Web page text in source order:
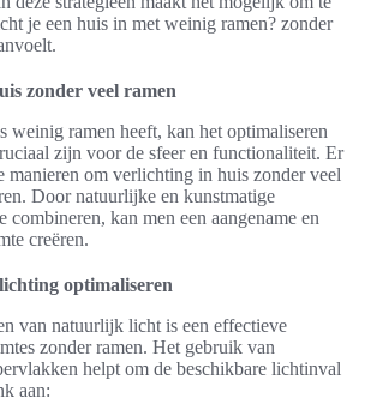
je een huis in met weinig ramen? zonder
zonder veel ramen
weinig ramen heeft, kan het optimaliseren
zijn voor de sfeer en functionaliteit. Er
manieren om verlichting in huis zonder veel
Door natuurlijke en kunstmatige
combineren, kan men een aangename en
creëren.
optimaliseren
van natuurlijk licht is een effectieve
zonder ramen. Het gebruik van
helpt om de beschikbare lichtinval
aan: